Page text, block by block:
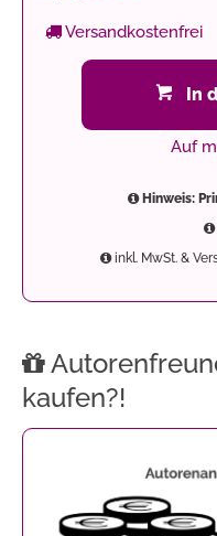
Versandkostenfrei
In
Auf
Hinweis:
inkl. MwSt. &
kaufen?!